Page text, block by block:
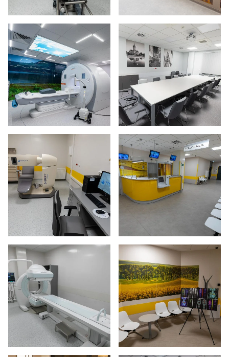
Powiększ zdjęcie Powiększ zdjęcie
Powiększ zdjęcie Powiększ zdjęcie
Powiększ zdjęcie Powiększ zdjęcie